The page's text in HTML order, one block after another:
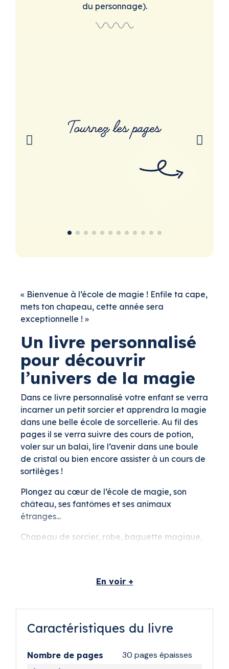
du personnage).
« Bienvenue à l’école de magie ! Enfile ta cape,
mets ton chapeau, cette année sera
exceptionnelle ! »
Un livre personnalisé
pour découvrir
l’univers de la magie
Dans ce livre personnalisé votre enfant se verra
incarner un petit sorcier et apprendra la magie
dans une belle école de sorcellerie. Au fil des
pages il se verra suivre des cours de potion,
voler sur un balai, lire l’avenir dans une boule
de cristal ou bien encore assister à un cours de
sortilèges !
Plongez au cœur de l’école de magie, son
château, ses fantômes et ses animaux
étranges...
Chapeau de sorcier, robe, baguette magique,
votre petit sorcier en
herbe
En voir +
Caractéristiques du livre
Nombre de pages 30 pages épaisses